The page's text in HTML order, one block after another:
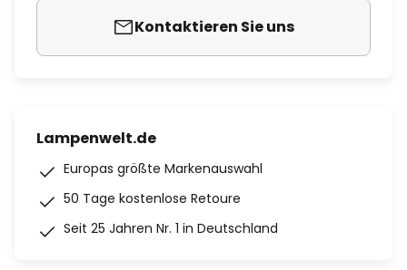
Kontaktieren Sie uns
Lampenwelt.de
Europas größte Markenauswahl
50 Tage kostenlose Retoure
Seit 25 Jahren Nr. 1 in Deutschland